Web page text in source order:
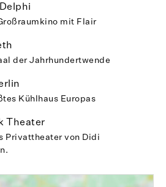
mit Flair
der Jahrhundertwende
Kühlhaus Europas
Theater
Privattheater von Didi